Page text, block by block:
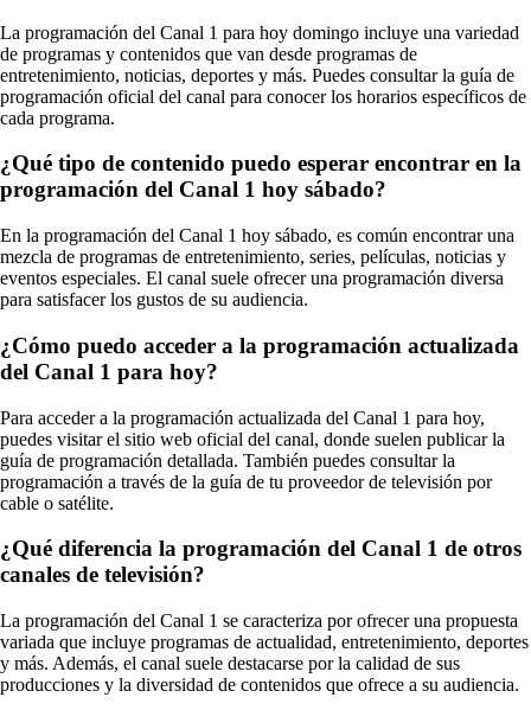
La programación del Canal 1 para hoy domingo incluye una variedad
de programas y contenidos que van desde programas de
entretenimiento, noticias, deportes y más. Puedes consultar la guía de
programación oficial del canal para conocer los horarios específicos de
cada programa.
¿Qué tipo de contenido puedo esperar encontrar en la
programación del Canal 1 hoy sábado?
En la programación del Canal 1 hoy sábado, es común encontrar una
mezcla de programas de entretenimiento, series, películas, noticias y
eventos especiales. El canal suele ofrecer una programación diversa
para satisfacer los gustos de su audiencia.
¿Cómo puedo acceder a la programación actualizada
del Canal 1 para hoy?
Para acceder a la programación actualizada del Canal 1 para hoy,
puedes visitar el sitio web oficial del canal, donde suelen publicar la
guía de programación detallada. También puedes consultar la
programación a través de la guía de tu proveedor de televisión por
cable o satélite.
¿Qué diferencia la programación del Canal 1 de otros
canales de televisión?
La programación del Canal 1 se caracteriza por ofrecer una propuesta
variada que incluye programas de actualidad, entretenimiento, deportes
y más. Además, el canal suele destacarse por la calidad de sus
producciones y la diversidad de contenidos que ofrece a su audiencia.